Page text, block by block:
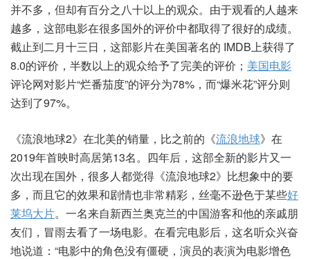
并不多，但却有百分之八十以上的观众。由于观看的人越来
越多，这部电影在很多国外的评价中都取得了很好的成绩。
截止到二月十三日，这部影片在美国著名的 IMDB上获得了
8.0的评价，半数以上的观众给予了完美的评价； 美国电影
评论网对影片“烂番茄度”的评分为78%，而“爆米花”评分则
达到了97%。
《流浪地球2》在北美的销量，比之前的《流浪地球》在
2019年首映时高居第13名。四年后，这部全新的影片又一
次出现在国外，很多人都觉得《流浪地球2》比想象中的要
多，而且它的效果和剧情也非常精彩，丝毫不逊色于某些好
莱坞大片。一名来自新西兰奥克兰的中国游客和他的亲戚朋
友们，冒雨去看了一场电影。在看完电影后，这名听众兴奋
地说道：“电影中的角色没有僵硬，演员的表演为电影增色